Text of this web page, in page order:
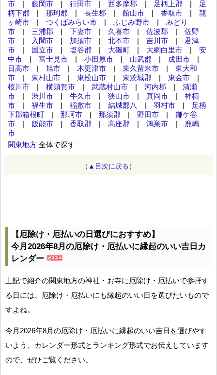
市 | 藤岡市 | 行田市 | 西多摩郡 | 足柄上郡 |
足
柄下郡 | 那珂郡 | 長生郡 | 館山市 | 香取市 | 龍
ヶ崎市 | つくばみらい市 | ふじみ野市 | みどり
市 | 三浦郡 | 下妻市 | 久喜市 | 佐波郡 | 佐野
市 | 入間市 | 加須市 | 北本市 | 吉川市 | 君津
市 | 国立市 | 塩谷郡 | 大磯町 | 大網白里市 | 安
中市 | 富士見市 | 小田原市 | 山武郡 | 成田市 |
日高市 | 旭市 | 木更津市 | 東久留米市 | 東大和
市 | 東村山市 | 東松山市 | 東茨城郡 | 東金市 |
桜川市 | 横須賀市 | 武蔵村山市 | 河内郡 | 清瀬
市 | 渋川市 | 牛久市 | 狭山市 | 真岡市 | 神栖
市 | 福生市 | 稲敷市 | 結城郡八 | 羽村市 |
足柄
下郡箱根町 | 那珂市 | 那須郡 | 野田市 | 鎌ケ谷
市 | 飯能市 | 香取郡 | 高座郡 | 鴻巣市 |
鹿嶋
市
関東地方 全体で探す
（▲目次に戻る）
【厄除け・厄払いの日選びにおすすめ】
今月2026年8月の厄除け・厄払いに縁起のいい吉日カ
レンダー
上記で紹介の関東地方の神社・お寺に厄除け・厄払いで参拝す
る日には、厄除け・厄払いにも縁起のいい日を選びたいもので
すよね。
今月2026年8月の厄除け・厄払いに縁起のいい吉日を選びやす
いよう、カレンダー形式とランキング形式でお伝えしています
ので、ぜひご覧ください。